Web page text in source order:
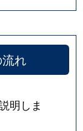
れ
明しま